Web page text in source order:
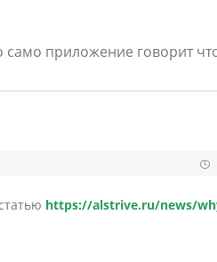
приложение говорит
https://alstrive.ru/news/